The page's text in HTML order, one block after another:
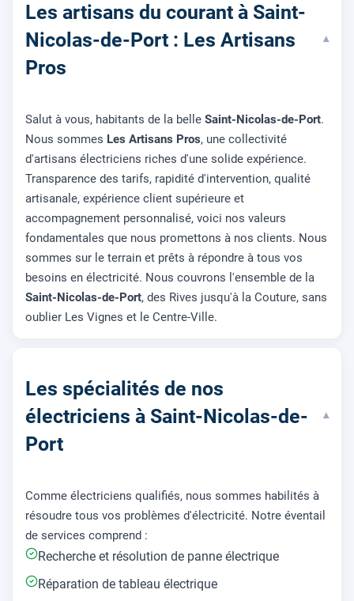
Les artisans du courant à Saint-
Nicolas-de-Port : Les Artisans
Pros
▾
Salut à vous, habitants de la belle Saint-Nicolas-de-Port.
Nous sommes Les Artisans Pros, une collectivité
d'artisans électriciens riches d'une solide expérience.
Transparence des tarifs, rapidité d'intervention, qualité
artisanale, expérience client supérieure et
accompagnement personnalisé, voici nos valeurs
fondamentales que nous promettons à nos clients. Nous
sommes sur le terrain et prêts à répondre à tous vos
besoins en électricité. Nous couvrons l'ensemble de la
Saint-Nicolas-de-Port, des Rives jusqu'à la Couture, sans
oublier Les Vignes et le Centre-Ville.
Les spécialités de nos
électriciens à Saint-Nicolas-de-
Port
▾
Comme électriciens qualifiés, nous sommes habilités à
résoudre tous vos problèmes d'électricité. Notre éventail
de services comprend :
Recherche et résolution de panne électrique
Réparation de tableau électrique